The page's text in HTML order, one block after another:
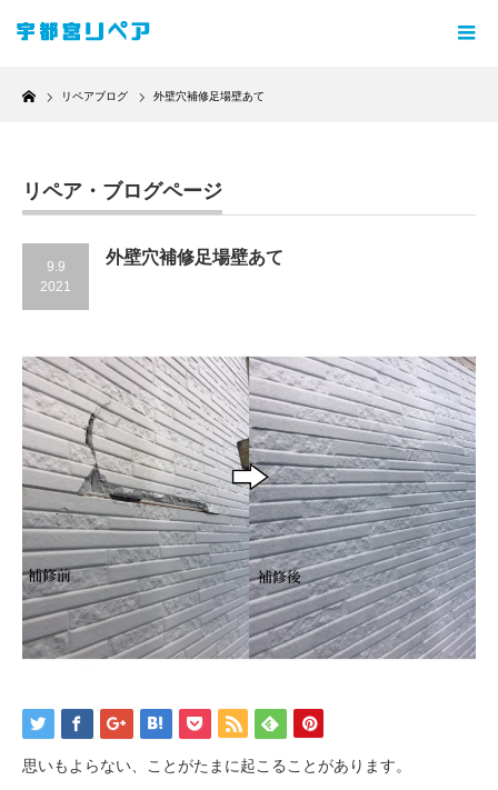
Home
リペアブログ 外壁穴補修足場壁あて
リペア・ブログページ
9.9
2021
外壁穴補修足場壁あて
思いもよらない、ことがたまに起こることがあります。